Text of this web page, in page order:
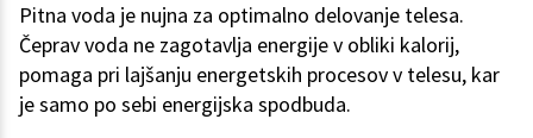
Pitna voda je nujna za optimalno delovanje telesa.
Čeprav voda ne zagotavlja energije v obliki kalorij,
pomaga pri lajšanju energetskih procesov v telesu, kar
je samo po sebi energijska spodbuda.